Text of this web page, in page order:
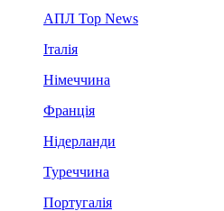
АПЛ Top News
Італія
Німеччина
Франція
Нідерланди
Туреччина
Португалія